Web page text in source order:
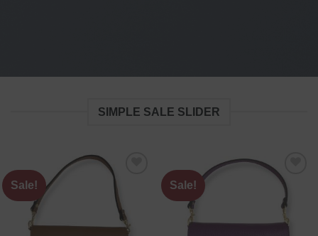
SIMPLE SALE SLIDER
Sale!
Wunschliste
hinzufügen
Sale!
Zur
hinzufügen